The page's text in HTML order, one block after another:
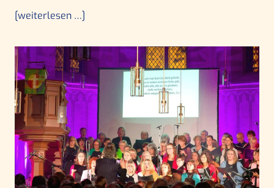
[weiterlesen …]